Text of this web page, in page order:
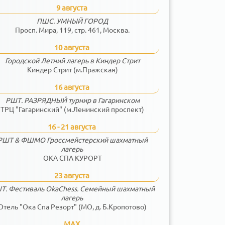
9 августа
ПШС. УМНЫЙ ГОРОД
Просп. Мира, 119, стр. 461, Москва.
10 августа
Городской Летний лагерь в Киндер Стрит
Киндер Стрит (м.Пражская)
16 августа
РШТ. РАЗРЯДНЫЙ турнир в Гагаринском
ТРЦ "Гагаринский" (м.Ленинский проспект)
16 - 21 августа
& ФШМО Гроссмейстерский шахматный
лагерь
ОКА СПА КУРОРТ
23 августа
Фестиваль OkaChess. Семейный шахматный
лагерь
"Ока Спа Резорт" (МО, д. Б.Кропотово)